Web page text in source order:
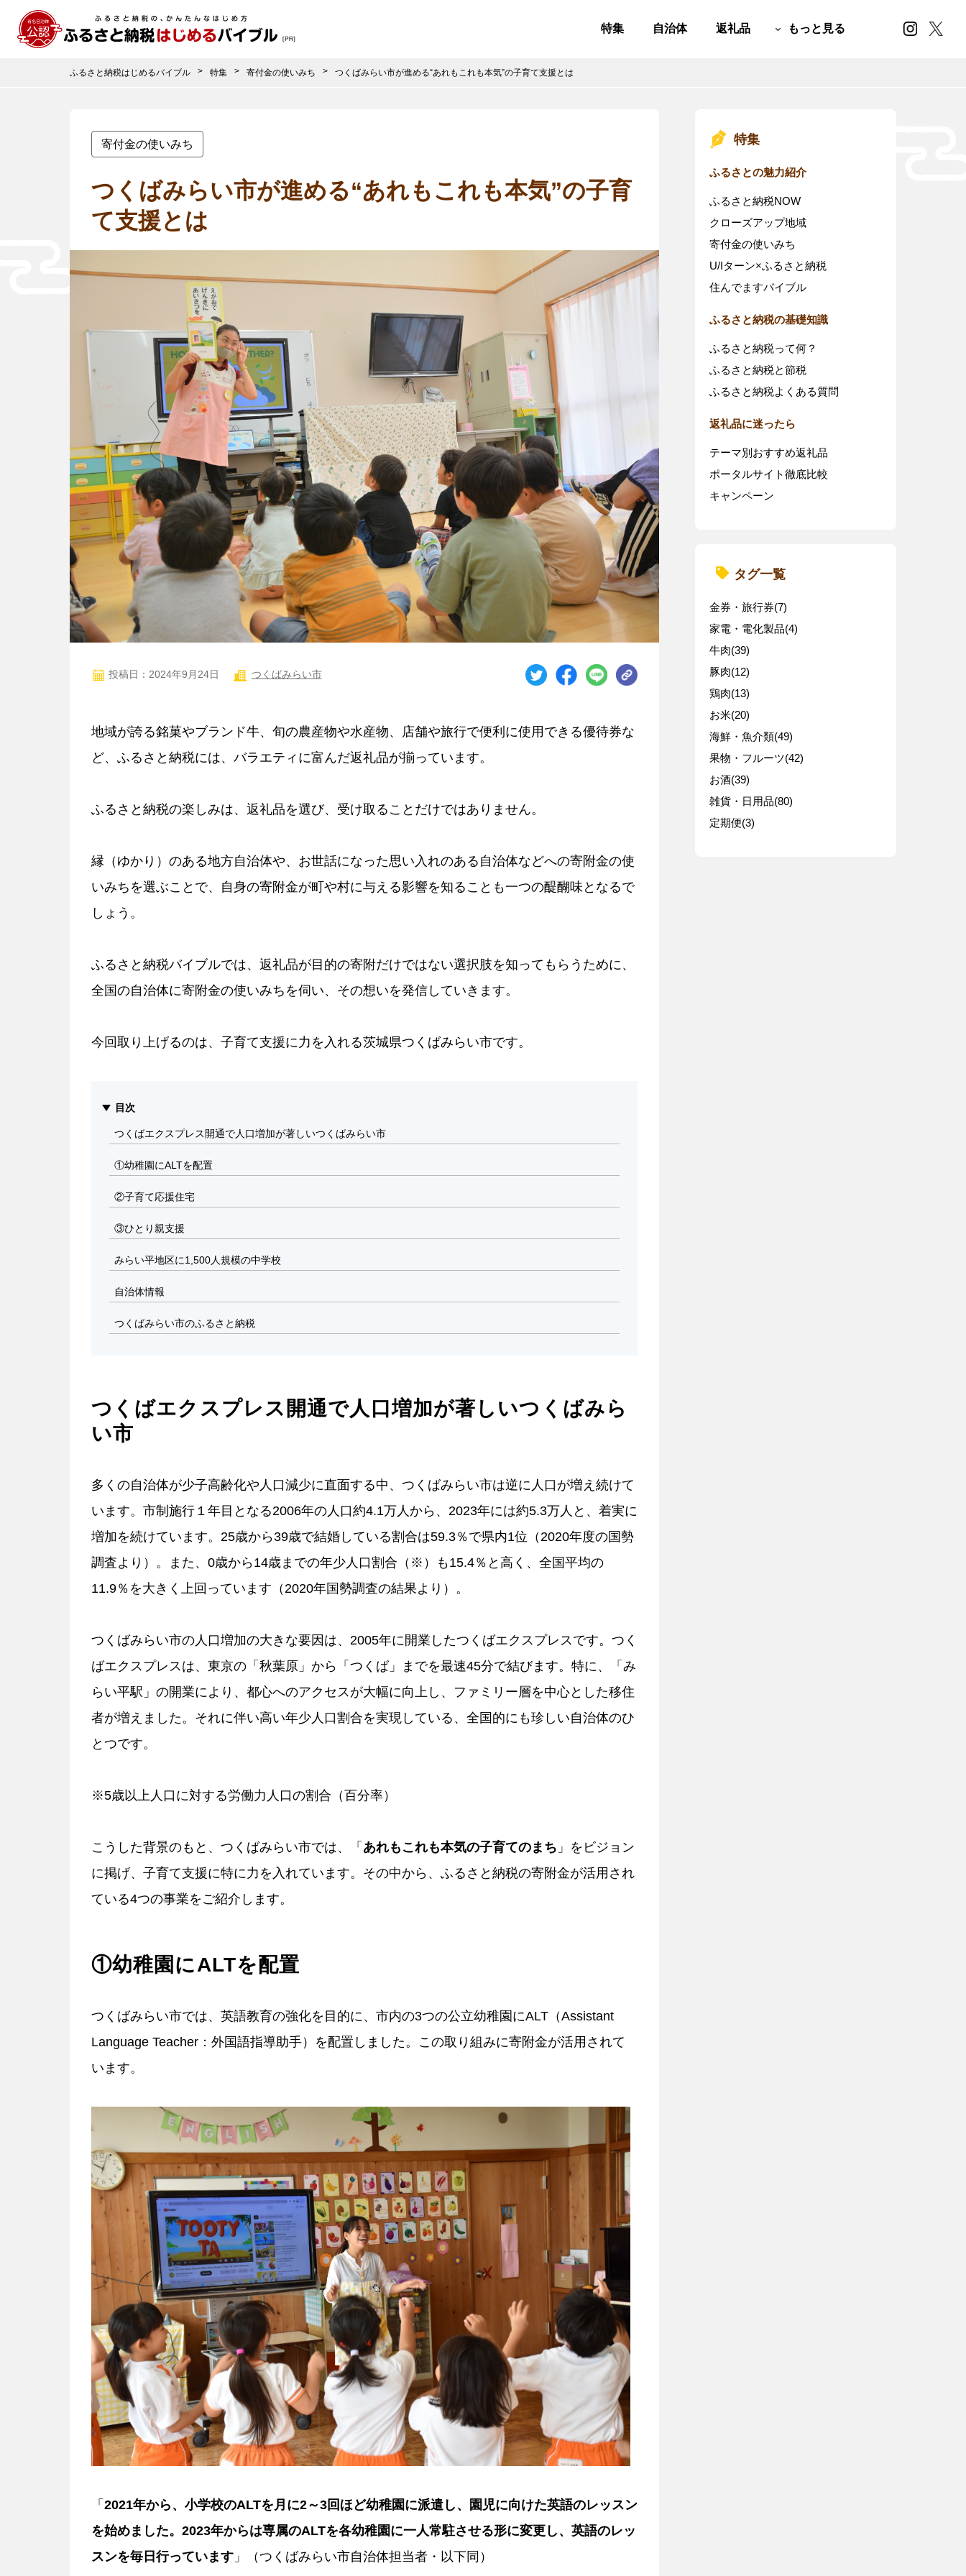
特集 自治体 返礼品 もっと見る
ふるさと納税はじめるバイブル 特集 寄付金の使いみち つくばみらい市が進める“あれもこれも本気”の子育て支援とは
寄付金の使いみち
つくばみらい市が進める“あれもこれも本気”の子育
て支援とは
投稿日：2024年9月24日 つくばみらい市
地域が誇る銘菓やブランド牛、旬の農産物や水産物、店舗や旅行で便利に使用できる優待券な
ど、ふるさと納税には、バラエティに富んだ返礼品が揃っています。
ふるさと納税の楽しみは、返礼品を選び、受け取ることだけではありません。
縁（ゆかり）のある地方自治体や、お世話になった思い入れのある自治体などへの寄附金の使
いみちを選ぶことで、自身の寄附金が町や村に与える影響を知ることも一つの醍醐味となるで
しょう。
ふるさと納税バイブルでは、返礼品が目的の寄附だけではない選択肢を知ってもらうために、
全国の自治体に寄附金の使いみちを伺い、その想いを発信していきます。
今回取り上げるのは、子育て支援に力を入れる茨城県つくばみらい市です。
目次
つくばエクスプレス開通で人口増加が著しいつくばみらい市
①幼稚園にALTを配置
②子育て応援住宅
③ひとり親支援
みらい平地区に1,500人規模の中学校
自治体情報
つくばみらい市のふるさと納税
つくばエクスプレス開通で人口増加が著しいつくばみら
い市
多くの自治体が少子高齢化や人口減少に直面する中、つくばみらい市は逆に人口が増え続けて
います。市制施行１年目となる2006年の人口約4.1万人から、2023年には約5.3万人と、着実に
増加を続けています。25歳から39歳で結婚している割合は59.3％で県内1位（2020年度の国勢
調査より）。また、0歳から14歳までの年少人口割合（※）も15.4％と高く、全国平均の
11.9％を大きく上回っています（2020年国勢調査の結果より）。
つくばみらい市の人口増加の大きな要因は、2005年に開業したつくばエクスプレスです。つく
ばエクスプレスは、東京の「秋葉原」から「つくば」までを最速45分で結びます。特に、「み
らい平駅」の開業により、都心へのアクセスが大幅に向上し、ファミリー層を中心とした移住
者が増えました。それに伴い高い年少人口割合を実現している、全国的にも珍しい自治体のひ
とつです。
※5歳以上人口に対する労働力人口の割合（百分率）
こうした背景のもと、つくばみらい市では、「 あれもこれも本気の子育てのまち 」をビジョン
に掲げ、子育て支援に特に力を入れています。その中から、ふるさと納税の寄附金が活用され
ている4つの事業をご紹介します。
①幼稚園にALTを配置
つくばみらい市では、英語教育の強化を目的に、市内の3つの公立幼稚園にALT（Assistant
Language Teacher：外国語指導助手）を配置しました。この取り組みに寄附金が活用されて
います。
「 2021年から、小学校のALTを月に2～3回ほど幼稚園に派遣し、園児に向けた英語のレッスン
を始めました。2023年からは専属のALTを各幼稚園に一人常駐させる形に変更し、英語のレッ
スンを毎日行っています 」（つくばみらい市自治体担当者・以下同）
特集
ふるさとの魅力紹介
ふるさと納税NOW
クローズアップ地域
寄付金の使いみち
U/Iターン×ふるさと納税
住んでますバイブル
ふるさと納税の基礎知識
ふるさと納税って何？
ふるさと納税と節税
ふるさと納税よくある質問
返礼品に迷ったら
テーマ別おすすめ返礼品
ポータルサイト徹底比較
キャンペーン
タグ一覧
金券・旅行券(7)
家電・電化製品(4)
牛肉(39)
豚肉(12)
鶏肉(13)
お米(20)
海鮮・魚介類(49)
果物・フルーツ(42)
お酒(39)
雑貨・日用品(80)
定期便(3)